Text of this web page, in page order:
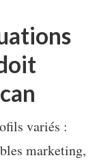
variés :
marketing,